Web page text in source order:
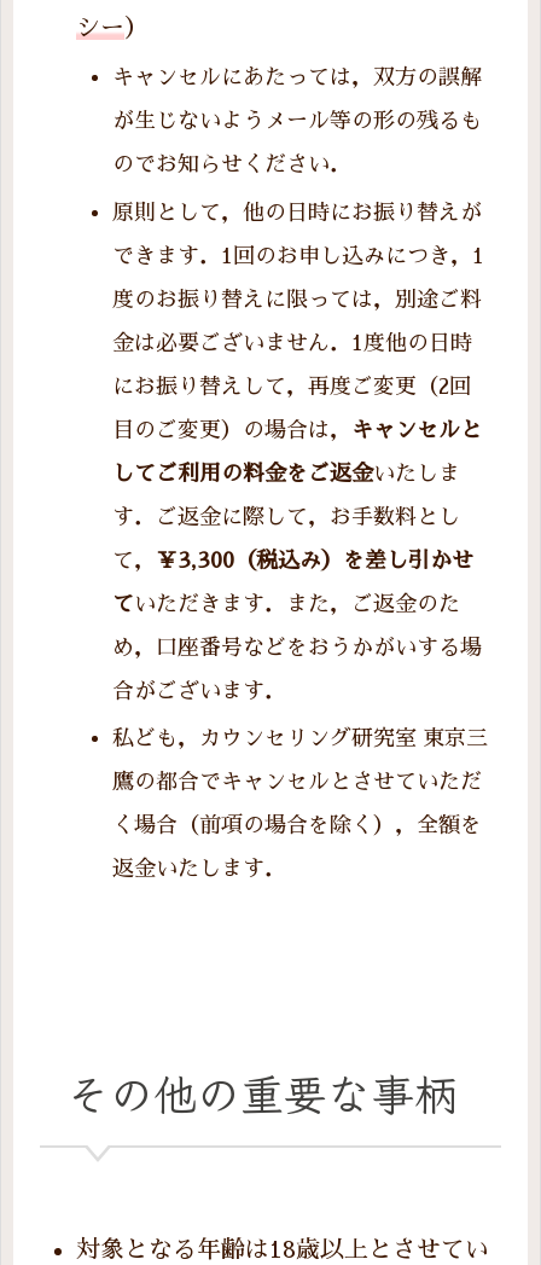
シー）
キャンセルにあたっては，双方の誤解
が生じないようメール等の形の残るも
のでお知らせください．
原則として，他の日時にお振り替えが
できます．1回のお申し込みにつき，1
度のお振り替えに限っては，別途ご料
金は必要ございません．1度他の日時
にお振り替えして，再度ご変更（2回
目のご変更）の場合は，
キャンセルと
してご利用の料金をご返金いたしま
す．ご返金に際して，お手数料とし
て， ￥3,300（税込み）を差し引かせ
ていただきます．また，ご返金のた
め，口座番号などをおうかがいする場
合がございます．
私ども，カウンセリング研究室 東京三
鷹の都合でキャンセルとさせていただ
く場合（前項の場合を除く），全額を
返金いたします．
その他の重要な事柄
対象となる年齢は18歳以上とさせてい